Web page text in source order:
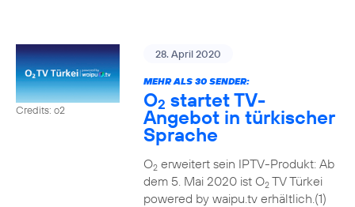
Credits: o2
28. April 2020
MEHR ALS 30 SENDER:
O2 startet TV-
Angebot in türkischer
Sprache
O2erweitert sein IPTV-Produkt: Ab
dem 5. Mai 2020 ist O2TV Türkei
powered by waipu.tv erhältlich.(1)